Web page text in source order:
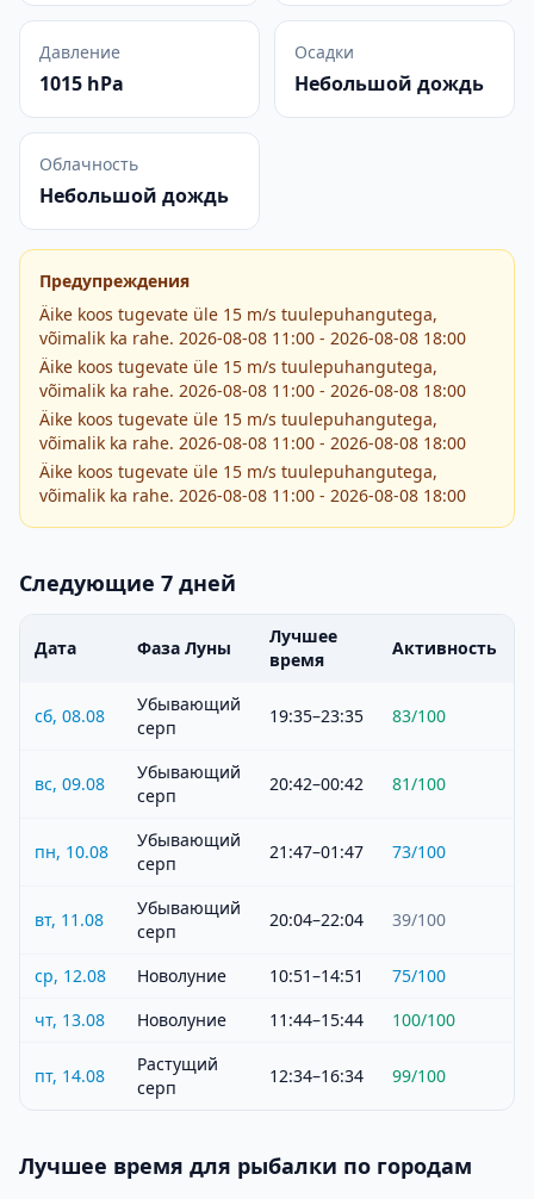
Давление
1015 hPa
Осадки
Небольшой дождь
Облачность
Небольшой дождь
Предупреждения
Äike koos tugevate üle 15 m/s tuulepuhangutega,
võimalik ka rahe. 2026-08-08 11:00 - 2026-08-08 18:00
Äike koos tugevate üle 15 m/s tuulepuhangutega,
võimalik ka rahe. 2026-08-08 11:00 - 2026-08-08 18:00
Äike koos tugevate üle 15 m/s tuulepuhangutega,
võimalik ka rahe. 2026-08-08 11:00 - 2026-08-08 18:00
Äike koos tugevate üle 15 m/s tuulepuhangutega,
võimalik ka rahe. 2026-08-08 11:00 - 2026-08-08 18:00
Следующие 7 дней
Дата Фаза Луны
Лучшее
время
Активность
сб, 08.08
Убывающий
серп
19:35–23:35 83/100
вс, 09.08
Убывающий
серп
20:42–00:42 81/100
пн, 10.08
Убывающий
серп
21:47–01:47 73/100
вт, 11.08
Убывающий
серп
20:04–22:04 39/100
ср, 12.08 Новолуние 10:51–14:51 75/100
чт, 13.08
Новолуние 11:44–15:44 100/100
пт, 14.08
Растущий
серп
12:34–16:34 99/100
Лучшее время для рыбалки по городам